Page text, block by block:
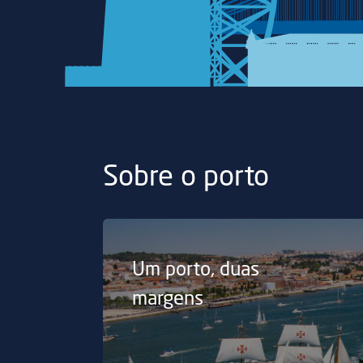
Sobre o porto
Um porto, duas
margens